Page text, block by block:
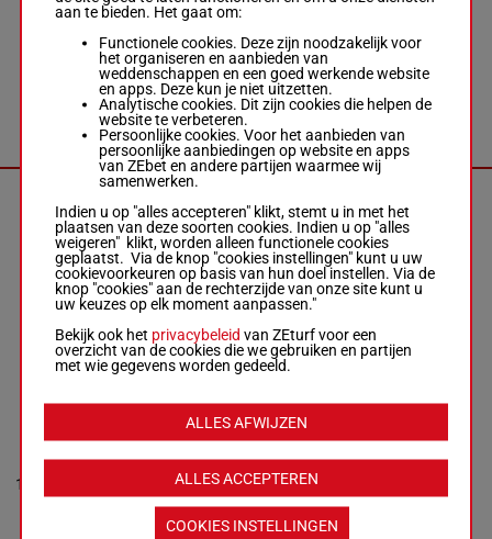
Huguet Mme
R/7 - 2850m -
Da 1a 0a 8a 0a
(25) 4a 6a 2a
1a 3a 5a Da
R/7 2850m1'14"1
€ 50.990
8a 0a
(25) 4a
6a 2a 1a
3a 5a Da
BOCAGE
Cordeau Mat.-
Cordeau P.J.
M/9 - 2875m-
1'12"9-
€ 90.820
(25) 5a 3a 3a
4a 2a 1a 0a 1a
M/9 2875m1'12"9
€ 90.820
5a 0a 5a
0a (25)
5a 3a 3a
4a 2a 1a
0a 1a
10
Lapray D.-
Presles G.
1'13"4-
R/112875m1'13"4
3a 9a
(25) 0a
8a 8a 3a
6m 9a
Dm 6a
aan te bieden. Het gaat om:
Functionele cookies. Deze zijn noodzakelijk voor
het organiseren en aanbieden van
weddenschappen en een goed werkende website
en apps. Deze kun je niet uitzetten.
Analytische cookies. Dit zijn cookies die helpen de
website te verbeteren.
Persoonlijke cookies. Voor het aanbieden van
persoonlijke aanbiedingen op website en apps
van ZEbet en andere partijen waarmee wij
samenwerken.
Indien u op "alles accepteren" klikt, stemt u in met het
plaatsen van deze soorten cookies. Indien u op "alles
weigeren" klikt, worden alleen functionele cookies
geplaatst. Via de knop "cookies instellingen" kunt u uw
cookievoorkeuren op basis van hun doel instellen. Via de
knop "cookies" aan de rechterzijde van onze site kunt u
uw keuzes op elk moment aanpassen."
Bekijk ook het privacybeleid van ZEturf voor een
overzicht van de cookies die we gebruiken en partijen
met wie gegevens worden gedeeld.
ALLES ACCEPTEREN
ALLES AFWIJZEN
COOKIES INSTELLINGEN